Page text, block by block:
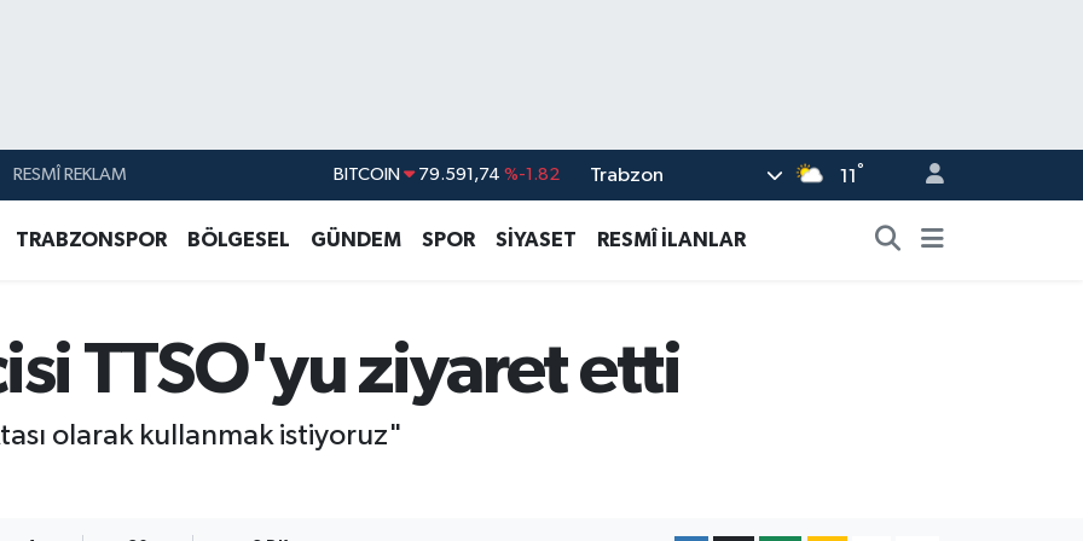
RESMÎ REKLAM DOLAR 45,43620 %0.02
BİST100 %0
BITCOIN 79.591,74 %-1.82
Trabzon 11 °
TRABZONSPOR BÖLGESEL GÜNDEM SPOR SİYASET RESMÎ İLANLAR
TTSO'yu ziyaret etti
olarak kullanmak istiyoruz"